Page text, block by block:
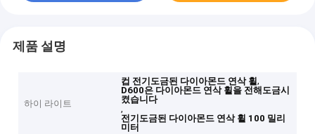
제품 설명
하이 라이트
컵 전기도금된 다이아몬드 연삭 휠,
D600은 다이아몬드 연삭 휠을 전해도금시
켰습니다
,
전기도금된 다이아몬드 연삭 휠 100 밀리
미터